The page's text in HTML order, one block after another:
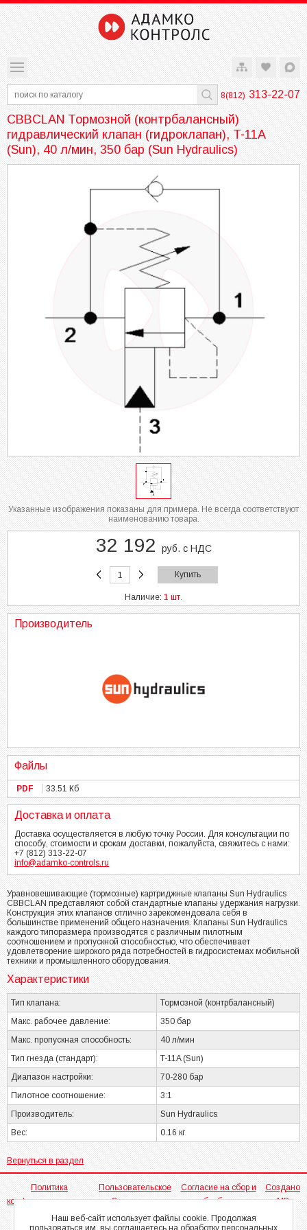
8(812) 313-22-07
CBBCLAN Тормозной (контрбалансный)
гидравлический клапан (гидроклапан), T-11A
(Sun), 40 л/мин, 350 бар (Sun Hydraulics)
Указанные изображения показаны для примера. Не всегда соответствуют
наименованию товара.
32 192 руб. с НДС
Купить
Наличие: 1 шт.
Производитель
Файлы
PDF 33.51 Кб
Доставка и оплата
Доставка осуществляется в любую точку России. Для консультации по
способу, стоимости и срокам доставки, пожалуйста, свяжитесь с нами:
+7 (812) 313-22-07
info@adamko-controls.ru
Уравновешивающие (тормозные) картриджные клапаны Sun Hydraulics
CBBCLAN представляют собой стандартные клапаны удержания нагрузки.
Конструкция этих клапанов отлично зарекомендовала себя в
большинстве применений общего назначения. Клапаны Sun Hydraulics
каждого типоразмера производятся с различным пилотным
соотношением и пропускной способностью, что обеспечивает
удовлетворение широкого ряда потребностей в гидросистемах мобильной
техники и промышленного оборудования.
Характеристики
Тип клапана:
Тормозной (контрбалансный)
Макс. рабочее давление:
350 бар
Макс. пропускная способность:
40 л/мин
Тип гнезда (стандарт):
T-11A (Sun)
Диапазон настройки:
70-280 бар
Пилотное соотношение:
3:1
Производитель:
Sun Hydraulics
Вес:
0.16 кг
Вернуться в раздел
Политика
конфиденциальности
Пользовательское
Соглашение
Согласие на сбор и
обработку
персональных
Создано
МР
Наш веб-сайт использует файлы cookie. Продолжая
пользоваться им, вы соглашаетесь на обработку персональных